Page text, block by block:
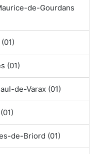
de-Gourdans
(01)
de-Varax (01)
de-Briord (01)